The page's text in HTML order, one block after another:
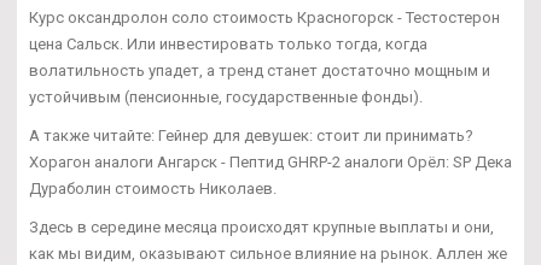
Курс оксандролон соло стоимость Красногорск - Тестостерон
цена Сальск. Или инвестировать только тогда, когда
волатильность упадет, а тренд станет достаточно мощным и
устойчивым (пенсионные, государственные фонды).
А также читайте: Гейнер для девушек: стоит ли принимать?
Хорагон аналоги Ангарск - Пептид GHRP-2 аналоги Орёл: SP Дека
Дураболин стоимость Николаев.
Здесь в середине месяца происходят крупные выплаты и они,
как мы видим, оказывают сильное влияние на рынок. Аллен же